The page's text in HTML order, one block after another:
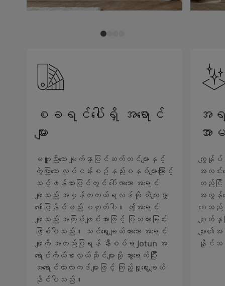
စခရင်ပေါ်ရှိ အရောင်
များ
မတူညီသော မျက်နှာပြင်ဆက်တင်များနှင့်
ကွဲပြားသော လုပ်ငန်းစဥ်နည်းစနစ်များကြောင့်
သင့်ဖန်သားပြင်တွင် ပေါ်လာသော အရောင်
များသည် အမှန်တကယ်ရလဒ်ကို တိကျစွာ
ဖော်ပြနိုင်မည် မဟုတ်ပါ။ ဤအရောင်
များသည် အကြမ်းဖျင်းအားဖြင့် ပြသထားခြင်း
ဖြစ်ပါသည်။ သင်ရွေးချယ်ထားသော အရောင်
များကို အတည်ပြုရန် နီးစပ်ရာ Jotun အ
ရောင်းကိုယ်စားလှယ်ဆိုင်များသို့ သွားရောက်ပြီး
အရောင်ကာလာကဒ်များဖြင့် ကြည့်ရှုရွေးချယ်
နိုင်ပါသည်။
အရ
အ
ကျွန်ုပ်တို့
အလင်း
တည်ငြိ
အလွန်က
စေသည်
မျက်နှ
များ
နိုင်သ